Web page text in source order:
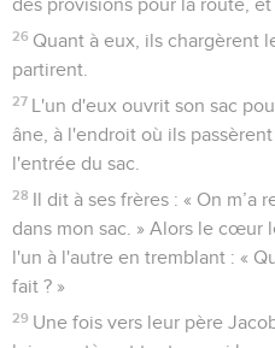
des provisions pour la route, et
26 Quant à eux, ils chargèrent
partirent.
27 L'un d'eux ouvrit son sac
âne, à l'endroit où ils
l'entrée du sac.
28 Il dit à ses frères : « On m’a
dans mon sac. » Alors le cœur
l'un à l'autre en tremblant : «
fait ? »
29 Une fois vers leur père